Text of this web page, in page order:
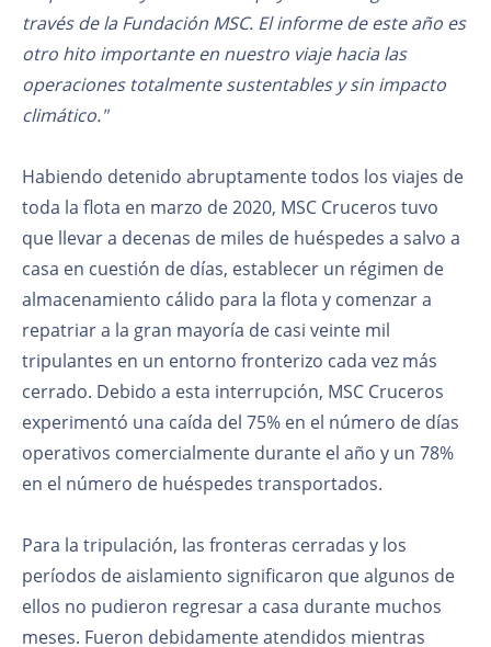
través de la Fundación MSC. El informe de este año es
otro hito importante en nuestro viaje hacia las
operaciones totalmente sustentables y sin impacto
climático."
Habiendo detenido abruptamente todos los viajes de
toda la flota en marzo de 2020, MSC Cruceros tuvo
que llevar a decenas de miles de huéspedes a salvo a
casa en cuestión de días, establecer un régimen de
almacenamiento cálido para la flota y comenzar a
repatriar a la gran mayoría de casi veinte mil
tripulantes en un entorno fronterizo cada vez más
cerrado. Debido a esta interrupción, MSC Cruceros
experimentó una caída del 75% en el número de días
operativos comercialmente durante el año y un 78%
en el número de huéspedes transportados.
Para la tripulación, las fronteras cerradas y los
períodos de aislamiento significaron que algunos de
ellos no pudieron regresar a casa durante muchos
meses. Fueron debidamente atendidos mientras